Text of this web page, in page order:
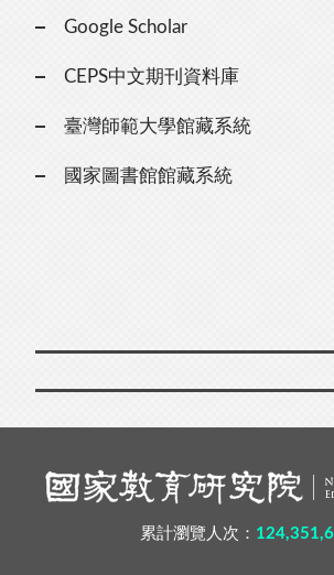
Google Scholar
CEPS中文期刊資料庫
臺灣師範大學館藏系統
國家圖書館館藏系統
累計瀏覽人次：